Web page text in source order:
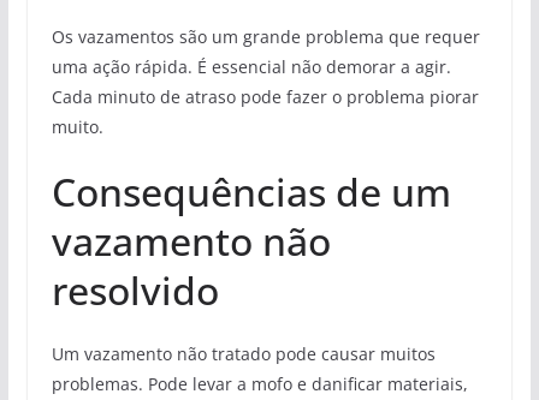
Os vazamentos são um grande problema que requer
uma ação rápida. É essencial não demorar a agir.
Cada minuto de atraso pode fazer o problema piorar
muito.
Consequências de um
vazamento não
resolvido
Um vazamento não tratado pode causar muitos
problemas. Pode levar a mofo e danificar materiais,